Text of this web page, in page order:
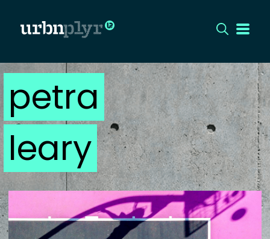
CÍMLAP
DIZÁJN
DIVAT
HIP
KULT
petra
leary